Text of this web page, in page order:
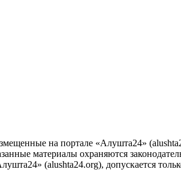
на портале «Алушта24»
материалы охраняются
(alushta24.org), допускается